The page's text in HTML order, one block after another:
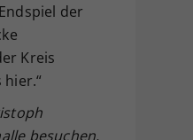
der
Kreis
hier.“
besuchen,